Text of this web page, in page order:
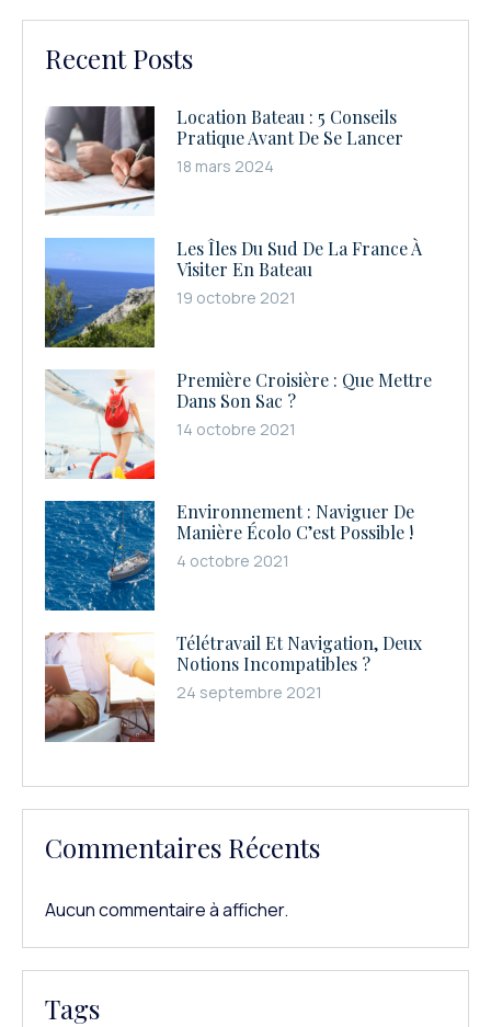
Recent Posts
Location Bateau : 5 Conseils
Pratique Avant De Se Lancer
18 mars 2024
Les Îles Du Sud De La France À
Visiter En Bateau
19 octobre 2021
Première Croisière : Que Mettre
Dans Son Sac ?
14 octobre 2021
Environnement : Naviguer De
Manière Écolo C’est Possible !
4 octobre 2021
Télétravail Et Navigation, Deux
Notions Incompatibles ?
24 septembre 2021
Commentaires Récents
Aucun commentaire à afficher.
Tags